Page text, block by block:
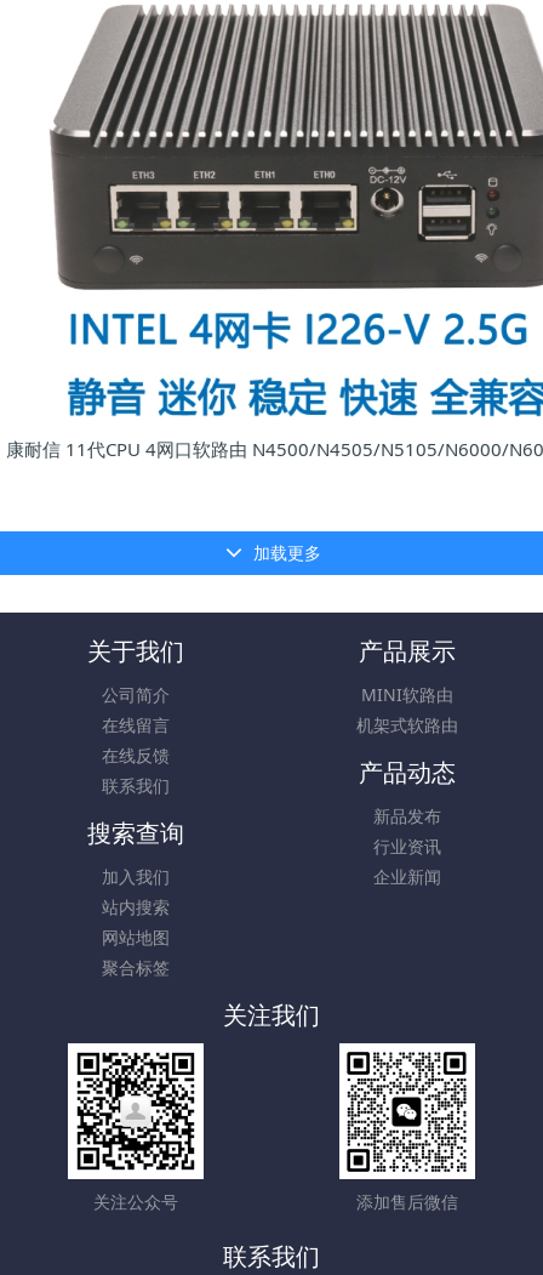
康耐信 11代CPU 4网口软路由 N4500/N4505/N5105/N6000/
加载更多
关于我们
公司简介
在线留言
在线反馈
联系我们
产品展示
MINI软路由
机架式软路由
产品动态
新品发布
行业资讯
企业新闻
搜索查询
加入我们
站内搜索
网站地图
聚合标签
关注我们
关注公众号 添加售后微信
联系我们